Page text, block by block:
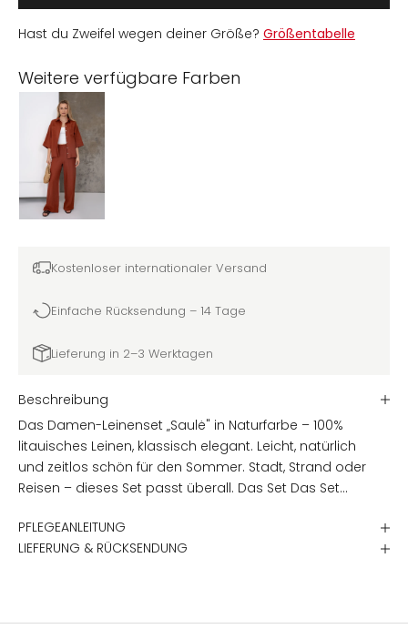
Hast du Zweifel wegen deiner Größe? Größentabelle
Weitere verfügbare Farben
Kostenloser internationaler Versand
Einfache Rücksendung – 14 Tage
Lieferung in 2–3 Werktagen
Beschreibung
Das Damen-Leinenset „Saulė" in Naturfarbe – 100%
litauisches Leinen, klassisch elegant. Leicht, natürlich
und zeitlos schön für den Sommer. Stadt, Strand oder
Reisen – dieses Set passt überall. Das Set Das Set
und abfallenden Schultern sowie einer weiten
Leinenhose mit elastischem Bund und Seitentaschen.
PFLEGEANLEITUNG
LIEFERUNG & RÜCKSENDUNG